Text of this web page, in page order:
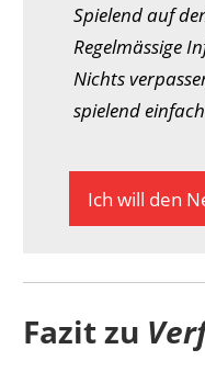
Spielend auf
Regelmässige
Nichts
spielend
Ich will den
Fazit zu